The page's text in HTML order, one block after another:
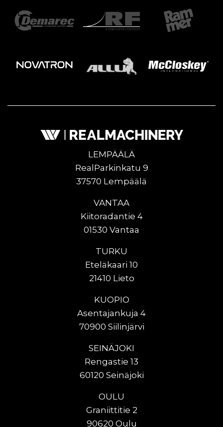
LEMPÄÄLÄ
RealParkinkatu 9
37570 Lempäälä
VANTAA
Kiitoradantie 4
01530 Vantaa
TURKU
Eteläkaari 10
21410 Lieto
KUOPIO
Asentajankuja 4
70900 Siilinjärvi
SEINÄJOKI
Rengastie 13
60120 Seinäjoki
OULU
Graniittitie 2
90620 Oulu